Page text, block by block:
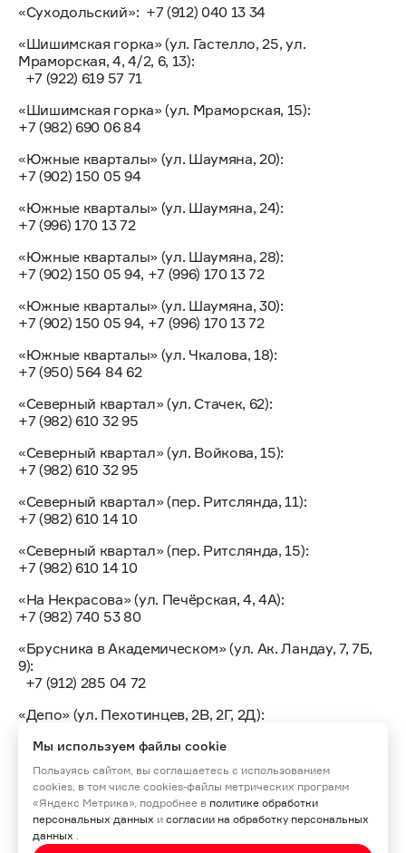
«Суходольский»: +7 (912) 040 13 34
«Шишимская горка» (ул. Гастелло, 25, ул.
Мраморская, 4, 4/2, 6, 13):
+7 (922) 619 57 71
«Шишимская горка» (ул. Мраморская, 15):
+7 (982) 690 06 84
«Южные кварталы» (ул. Шаумяна, 20):
+7 (902) 150 05 94
«Южные кварталы» (ул. Шаумяна, 24):
+7 (996) 170 13 72
«Южные кварталы» (ул. Шаумяна, 28):
+7 (902) 150 05 94, +7 (996) 170 13 72
«Южные кварталы» (ул. Шаумяна, 30):
+7 (902) 150 05 94, +7 (996) 170 13 72
«Южные кварталы» (ул. Чкалова, 18):
+7 (950) 564 84 62
«Северный квартал» (ул. Стачек, 62):
+7 (982) 610 32 95
«Северный квартал» (ул. Войкова, 15):
+7 (982) 610 32 95
«Северный квартал» (пер. Ритслянда, 11):
+7 (982) 610 14 10
«Северный квартал» (пер. Ритслянда, 15):
+7 (982) 610 14 10
«На Некрасова» (ул. Печёрская, 4, 4А):
+7 (982) 740 53 80
«Брусника в Академическом» (ул. Ак. Ландау, 7, 7Б,
9):
+7 (912) 285 04 72
«Депо» (ул. Пехотинцев, 2В, 2Г, 2Д):
создание сайта -idaproject
Мы используем файлы cookie
Пользуясь сайтом, вы соглашаетесь с использованием
cookies, в том числе cookies-файлы метрических программ
«Яндекс Метрика», подробнее в политике обработки
персональных данных и согласии на обработку персональных
данных .